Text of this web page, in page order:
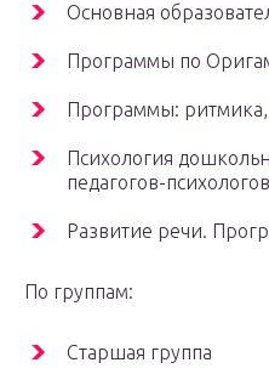
Основная
Программы по
Программы:
Психология
педагогов-
Развитие речи.
По группам:
Старшая группа